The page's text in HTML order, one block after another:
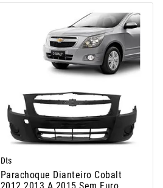
Dts
Parachoque Dianteiro Cobalt